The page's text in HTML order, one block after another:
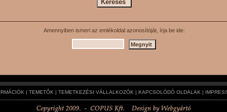
Amennyiben ismeri az emlékoldal azonosítóját, írja be ide:
| TEMETŐK | TEMETKEZÉSI VÁLLALKOZÓK | KAPCSOLÓDÓ OLDALAK |